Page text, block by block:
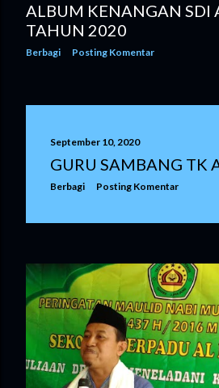
ALBUM KENANGAN SDI
TAHUN 2020
Berbagi Posting Komentar
September 10, 2020
GURU SAMBANG TK
Berbagi Posting Komentar